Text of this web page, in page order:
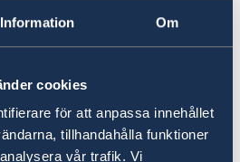
Information Om
cookies
för att anpassa innehållet
tillhandahålla funktioner
vår trafik. Vi
un Sistema de Monitoreo
con Tecnología IoT